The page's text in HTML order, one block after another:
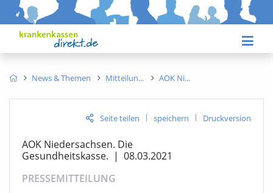
News & Themen Mitteilun AOK Ni
Seite teilen | speichern | Druckversion
AOK Niedersachsen. Die
Gesundheitskasse. | 08.03.2021
PRESSEMITTEILUNG